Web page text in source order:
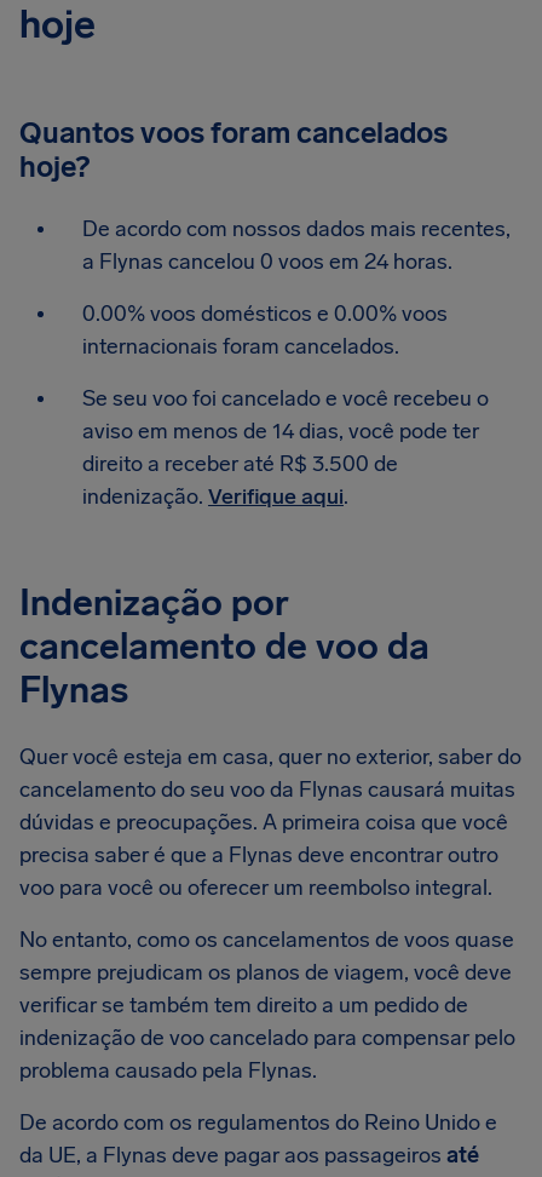
hoje
Quantos voos foram cancelados
hoje?
De acordo com nossos dados mais recentes,
a Flynas cancelou 0 voos em 24 horas.
0.00% voos domésticos e 0.00% voos
internacionais foram cancelados.
Se seu voo foi cancelado e você recebeu o
aviso em menos de 14 dias, você pode ter
direito a receber até R$ 3.500 de
indenização. Verifique aqui.
Indenização por
cancelamento de voo da
Flynas
Quer você esteja em casa, quer no exterior, saber do
cancelamento do seu voo da Flynas causará muitas
dúvidas e preocupações. A primeira coisa que você
precisa saber é que a Flynas deve encontrar outro
voo para você ou oferecer um reembolso integral.
No entanto, como os cancelamentos de voos quase
sempre prejudicam os planos de viagem, você deve
verificar se também tem direito a um pedido de
indenização de voo cancelado para compensar pelo
problema causado pela Flynas.
De acordo com os regulamentos do Reino Unido e
da UE, a Flynas deve pagar aos passageiros até